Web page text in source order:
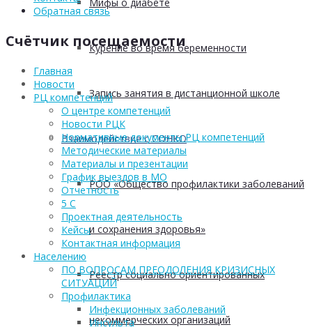
Курение во время беременности
Запись занятия в дистанционной школе
Взаимодействие с СОНКО
РОО «Общество профилактики заболеваний
и сохранения здоровья»
Реестр социально ориентированных
некоммерческих организаций
Обратная связь
Счётчик посещаемости
Главная
Новости
РЦ компетенций
О центре компетенций
Новости РЦК
Нормативные документы РЦ компетенций
Методические материалы
Материалы и презентации
График выездов в МО
Отчетность
5 С
Проектная деятельность
Кейсы
Контактная информация
Населению
ПО ВОПРОСАМ ПРЕОДОЛЕНИЯ КРИЗИСНЫХ
СИТУАЦИЙ
Профилактика
Инфекционных заболеваний
Инсульта